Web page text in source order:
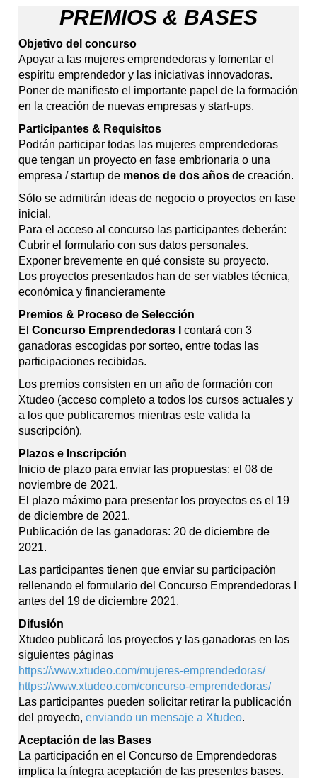
PREMIOS & BASES
Objetivo del concurso
Apoyar a las mujeres emprendedoras y fomentar el
espíritu emprendedor y las iniciativas innovadoras.
Poner de manifiesto el importante papel de la formación
en la creación de nuevas empresas y start-ups.
Participantes & Requisitos
Podrán participar todas las mujeres emprendedoras
que tengan un proyecto en fase embrionaria o una
empresa / startup de menos de dos años de creación.
Sólo se admitirán ideas de negocio o proyectos en fase
inicial.
Para el acceso al concurso las participantes deberán:
Cubrir el formulario con sus datos personales.
Exponer brevemente en qué consiste su proyecto.
Los proyectos presentados han de ser viables técnica,
económica y financieramente
Premios & Proceso de Selección
ElConcurso Emprendedoras I
contará con 3
ganadoras escogidas por sorteo, entre todas las
participaciones recibidas.
Los premios consisten en un año de formación con
Xtudeo (acceso completo a todos los cursos actuales y
a los que publicaremos mientras este valida la
suscripción).
Plazos e Inscripción
Inicio de plazo para enviar las propuestas: el 08 de
noviembre de 2021.
El plazo máximo para presentar los proyectos es el 19
de diciembre de 2021.
Publicación de las ganadoras: 20 de diciembre de
2021.
Las participantes tienen que enviar su participación
rellenando el formulario del Concurso Emprendedoras I
antes del 19 de diciembre 2021.
Difusión
Xtudeo publicará los proyectos y las ganadoras en las
siguientes páginas
https://www.xtudeo.com/mujeres-emprendedoras/
https://www.xtudeo.com/concurso-emprendedoras/
Las participantes pueden solicitar retirar la publicación
del proyecto,enviando un mensaje a Xtudeo.
Aceptación de las Bases
La participación en el Concurso de Emprendedoras
implica la íntegra aceptación de las presentes bases.